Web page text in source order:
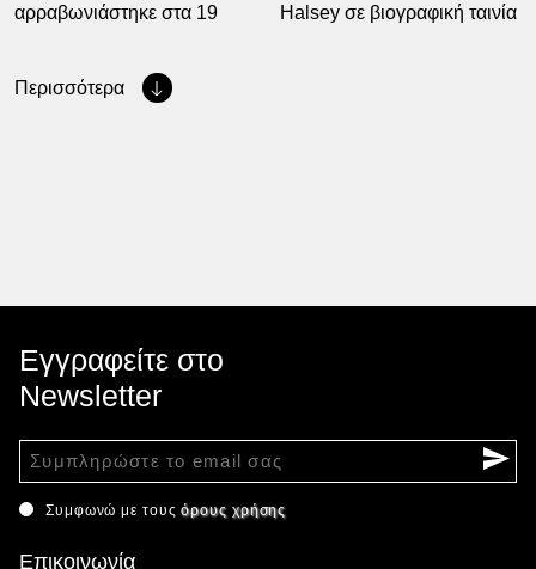
αρραβωνιάστηκε στα 19
Halsey σε βιογραφική ταινία
Περισσότερα
Εγγραφείτε στο
Newsletter
Συμφωνώ με τουςόρους χρήσης
Επικοινωνία